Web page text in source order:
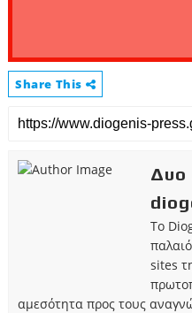
Share This
Δυο
Το
sites
αμεσότητα προς τους